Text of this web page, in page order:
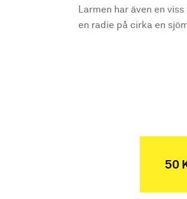
Larmen har även en
en radie på cirka en
50